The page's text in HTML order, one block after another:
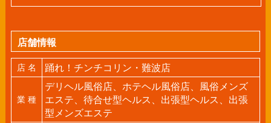
店舗情報
店 名 踊れ！チンチコリン・難波店
業 種
デリヘル風俗店、ホテヘル風俗店、風俗メンズ
エステ、待合せ型ヘルス、出張型ヘルス、出張
型メンズエステ